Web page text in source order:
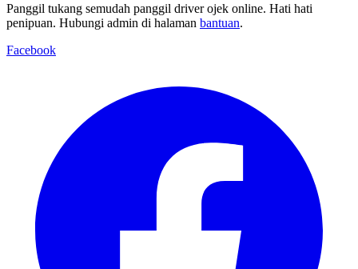
Panggil tukang semudah panggil driver ojek online. Hati hati
penipuan. Hubungi admin di halaman bantuan.
Facebook